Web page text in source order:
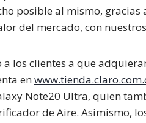
posible al mismo, gracias
del mercado, con
los clientes a que
en
Note20 Ultra, quien
de Aire. Asimismo,